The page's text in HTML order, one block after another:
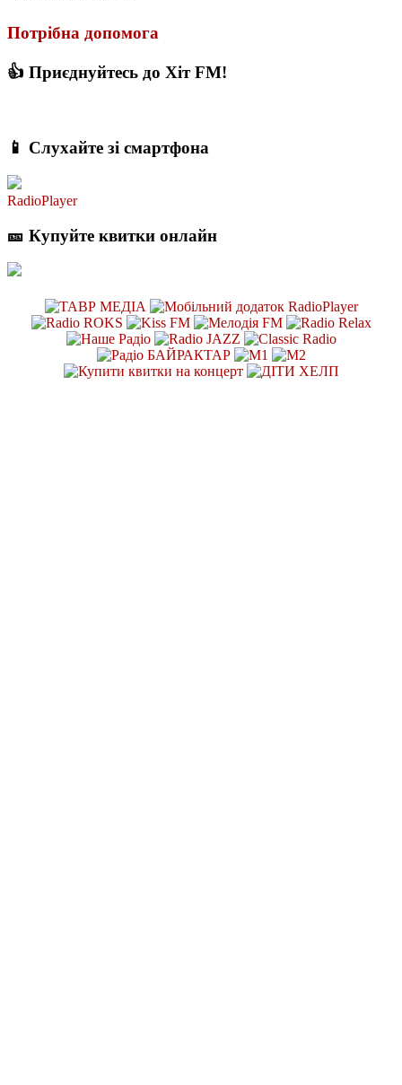
Потрібна допомога
👍 Приєднуйтесь до Хіт FM!
📱 Слухайте зі смартфона
RadioPlayer
🎫 Купуйте квитки онлайн